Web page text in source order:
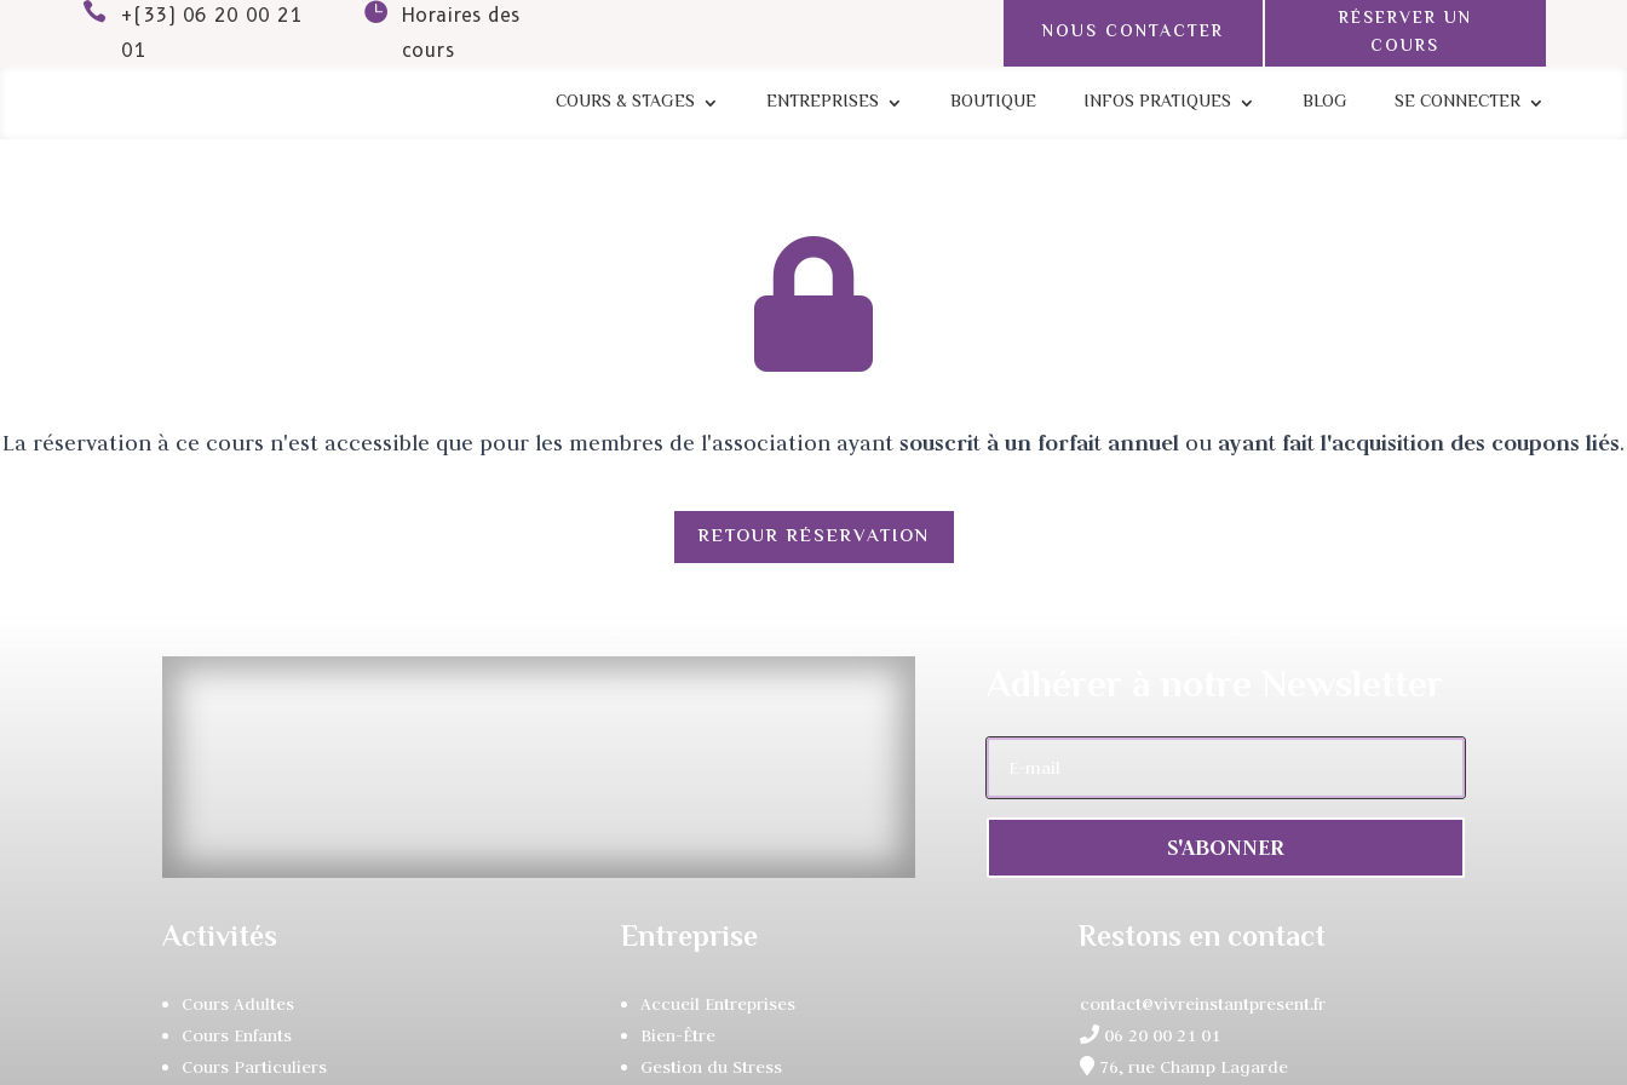

+(33) 06 20 00 21
01

Horaires des
cours
NOUS CONTACTER
RÉSERVER UN
COURS
COURS & STAGES ENTREPRISES BOUTIQUE INFOS PRATIQUES BLOG SE CONNECTER
La réservation à ce cours n'est accessible que pour les membres de l'association ayant souscrit à un forfait annuel ou ayant fait l'acquisition des coupons liés.
RETOUR RÉSERVATION
S'ABONNER
Activités
Cours Adultes
Cours Enfants
Cours Particuliers
Entreprise
Accueil Entreprises
Bien-Être
Gestion du Stress
Restons en contact
contact@vivreinstantpresent.fr
06 20 00 21 01
76, rue Champ Lagarde